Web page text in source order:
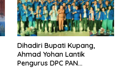
Dihadiri Bupati Kupang,
Ahmad Yohan Lantik
Pengurus DPC PAN